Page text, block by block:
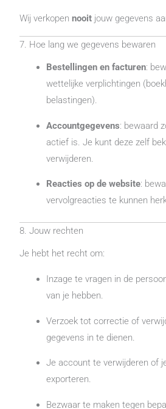
Wij verkopennooit jouw gegevens
7. Hoe lang we gegevens bewaren
Bestellingen en facturen:
wettelijke verplichtingen
belastingen).
Accountgegevens: bewaard
actief is. Je kunt deze zelf
verwijderen.
Reacties op de website:
vervolgreacties te kunnen
8. Jouw rechten
Je hebt het recht om:
Inzage te vragen in de
van je hebben.
Verzoek tot correctie of
gegevens in te dienen.
Je account te verwijderen of
exporteren.
Bezwaar te maken tegen